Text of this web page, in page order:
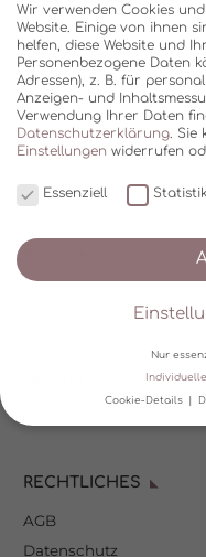
Zahlungsoptionen
Mein Kundenkonto
RECHTLICHES
AGB
Datenschutz
Wir verwenden Cookies
Website. Einige von ihnen
helfen, diese Website und
Personenbezogene Daten
Adressen), z. B. für
Anzeigen- und
Verwendung Ihrer Daten
Datenschutzerklärung Sie
Einstellungen widerrufen
Essenziell
Nur
Cookie-Details
Wir verwenden Cookies
helfen, diese Website und